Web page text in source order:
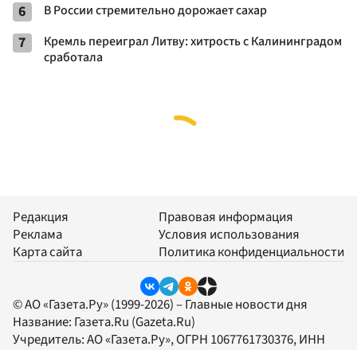
6 В России стремительно дорожает сахар
7
Кремль переиграл Литву: хитрость с Калининградом
сработала
Редакция
Реклама
Карта сайта
Правовая информация
Условия использования
Политика конфиденциальности
© АО «Газета.Ру» (1999-2026) – Главные новости дня
Название: Газета.Ru (Gazeta.Ru)
Учредитель:АО «Газета.Ру», ОГРН 1067761730376, ИНН